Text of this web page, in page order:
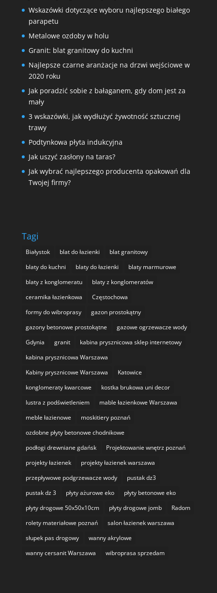
Wskazówki dotyczące wyboru najlepszego białego
parapetu
Metalowe ozdoby w holu
Granit: blat granitowy do kuchni
Najlepsze czarne aranżacje na drzwi wejściowe w
2020 roku
Jak poradzić sobie z bałaganem, gdy dom jest za
mały
3 wskazówki, jak wydłużyć żywotność sztucznej
trawy
Podtynkowa płyta indukcyjna
Jak uszyć zasłony na taras?
Jak wybrać najlepszego producenta opakowań dla
Twojej firmy?
Tagi
Białystok blat do łazienki
blat granitowy
blaty do kuchni
blaty do łazienki
blaty marmurowe
blaty z konglomeratu
blaty z konglomeratów
ceramika łazienkowa
Częstochowa
formy do wibroprasy
gazon prostokątny
gazony betonowe prostokątne
gazowe ogrzewacze wody
Gdynia
granit
kabina prysznicowa sklep internetowy
kabina prysznicowa Warszawa
Kabiny prysznicowe Warszawa
Katowice
konglomeraty kwarcowe
kostka brukowa uni decor
lustra z podświetleniem
mable łazienkowe Warszawa
meble łazienowe
moskitiery poznań
ozdobne płyty betonowe chodnikowe
podłogi drewniane gdańsk
Projektowanie wnętrz poznań
projekty łazienek
projekty łazienek warszawa
przepływowe podgrzewacze wody
pustak dz3
pustak dz 3
płyty ażurowe eko
płyty betonowe eko
płyty drogowe 50x50x10cm
płyty drogowe jomb
Radom
rolety materiałowe poznań
salon łazienek warszawa
słupek pas drogowy
wanny akrylowe
wanny cersanit Warszawa
wibroprasa sprzedam